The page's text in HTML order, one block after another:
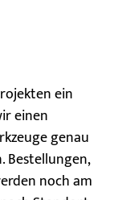
ein
einen
genau
Bestellungen,
noch am